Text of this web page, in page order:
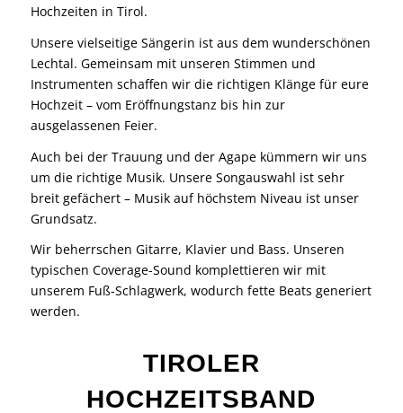
Hochzeiten in Tirol.
Unsere vielseitige Sängerin ist aus dem wunderschönen
Lechtal. Gemeinsam mit unseren Stimmen und
Instrumenten schaffen wir die richtigen Klänge für eure
Hochzeit – vom Eröffnungstanz bis hin zur
ausgelassenen Feier.
Auch bei der Trauung und der Agape kümmern wir uns
um die richtige Musik. Unsere Songauswahl ist sehr
breit gefächert – Musik auf höchstem Niveau ist unser
Grundsatz.
Wir beherrschen Gitarre, Klavier und Bass. Unseren
typischen Coverage-Sound komplettieren wir mit
unserem Fuß-Schlagwerk, wodurch fette Beats generiert
werden.
TIROLER
HOCHZEITSBAND